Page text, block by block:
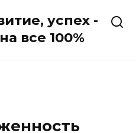
успех -
все 100%